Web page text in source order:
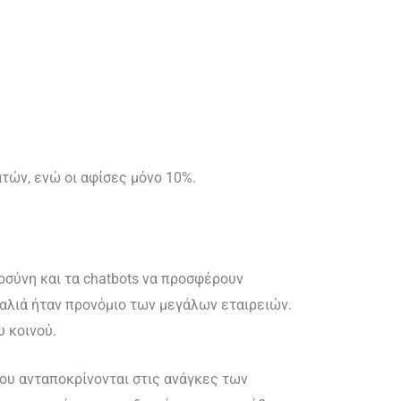
ενώ οι αφίσες μόνο 10%.
και τα chatbots να προσφέρουν
ήταν προνόμιο των μεγάλων εταιρειών.
κοινού.
ανταποκρίνονται στις ανάγκες των